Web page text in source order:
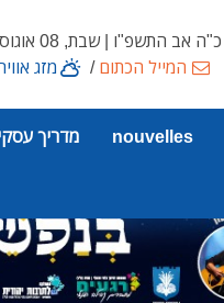
כ"ה אב התשפ"ו | שבת, 08 אוגוסט 2026
המייל הכתום/ מזג
nouvelles מדריך